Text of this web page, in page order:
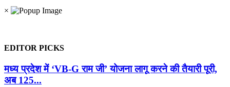
×
EDITOR PICKS
मध्य प्रदेश में ‘VB-G राम जी’ योजना लागू करने की तैयारी पूरी,
अब 125...